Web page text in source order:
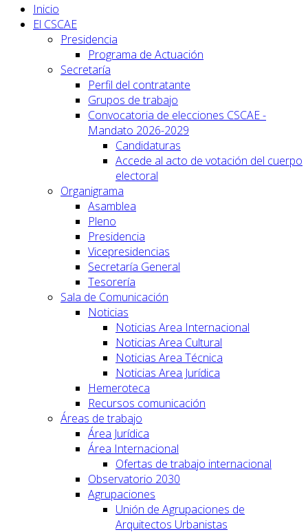
Inicio
El CSCAE
Presidencia
Programa de Actuación
Secretaría
Perfil del contratante
Grupos de trabajo
Convocatoria de elecciones CSCAE -
Mandato 2026-2029
Candidaturas
Accede al acto de votación del cuerpo
electoral
Organigrama
Asamblea
Pleno
Presidencia
Vicepresidencias
Secretaría General
Tesorería
Sala de Comunicación
Noticias
Noticias Area Internacional
Noticias Area Cultural
Noticias Area Técnica
Noticias Area Jurídica
Hemeroteca
Recursos comunicación
Áreas de trabajo
Área Jurídica
Área Internacional
Ofertas de trabajo internacional
Observatorio 2030
Agrupaciones
Unión de Agrupaciones de
Arquitectos Urbanistas